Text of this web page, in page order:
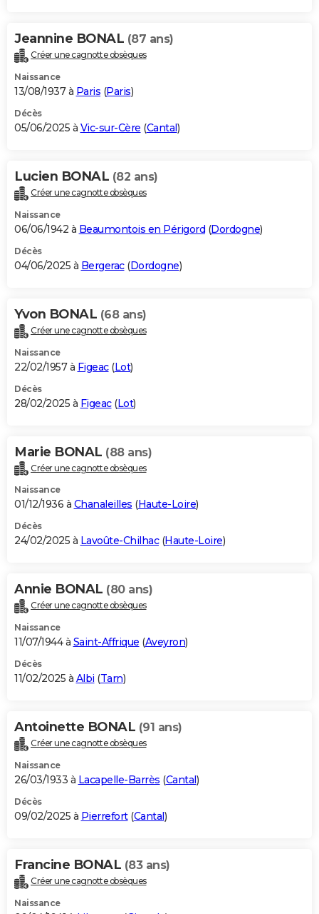
Jeannine BONAL (87 ans)
Créer une cagnotte obsèques
Naissance
13/08/1937 à Paris (Paris)
Décès
05/06/2025 à Vic-sur-Cère (Cantal)
Lucien BONAL (82 ans)
Créer une cagnotte obsèques
Naissance
06/06/1942 à Beaumontois en Périgord (Dordogne)
Décès
04/06/2025 à Bergerac(Dordogne)
Yvon BONAL (68 ans)
Créer une cagnotte obsèques
Naissance
22/02/1957 à Figeac(Lot)
Décès
28/02/2025 à Figeac(Lot)
Marie BONAL (88 ans)
Créer une cagnotte obsèques
Naissance
01/12/1936 à Chanaleilles (Haute-Loire)
Décès
24/02/2025 à Lavoûte-Chilhac(Haute-Loire)
Annie BONAL (80 ans)
Créer une cagnotte obsèques
Naissance
11/07/1944 à Saint-Affrique (Aveyron)
Décès
11/02/2025 à Albi (Tarn)
Antoinette BONAL (91 ans)
Créer une cagnotte obsèques
Naissance
26/03/1933 à Lacapelle-Barrès (Cantal)
Décès
09/02/2025 à Pierrefort(Cantal)
Francine BONAL (83 ans)
Créer une cagnotte obsèques
Naissance